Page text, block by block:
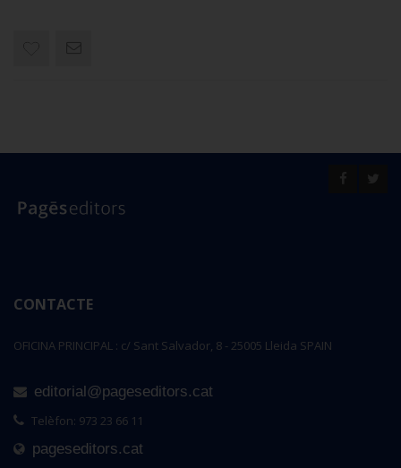
CONTACTE
OFICINA PRINCIPAL : c/ Sant Salvador, 8 - 25005 Lleida SPAIN
editorial@pageseditors.cat
Telèfon: 973 23 66 11
pageseditors.cat